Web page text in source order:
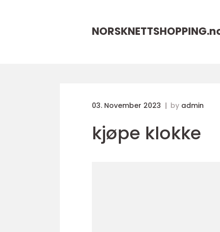
NORSKNETTSHOPPING.
03. November 2023 by admin
kjøpe klokke